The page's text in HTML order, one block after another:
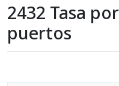
2432 Tasa
puertos